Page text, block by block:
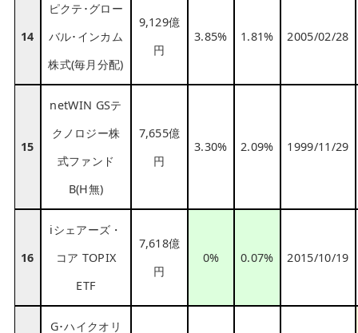
14
ピクテ･グロー
バル･インカム
株式(毎月分配)
9,129億
円
3.85% 1.81% 2005/02/28
15
netWIN GSテ
クノロジー株
式ファンド
B(H無)
7,655億
円
3.30% 2.09% 1999/11/29
16
iシェアーズ・
コア TOPIX
ETF
7,618億
円
0% 0.07% 2015/10/19
G･ハイクオリ